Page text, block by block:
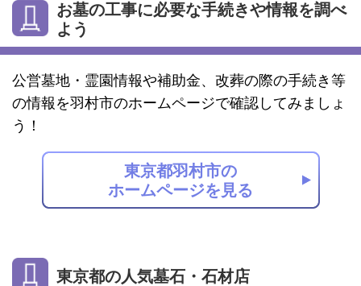
お墓の工事に必要な手続きや情報を調べ
よう
公営墓地・霊園情報や補助金、改葬の際の手続き等
の情報を羽村市のホームページで確認してみましょ
う！
東京都羽村市の
ホームページを見る
東京都の人気墓石・石材店